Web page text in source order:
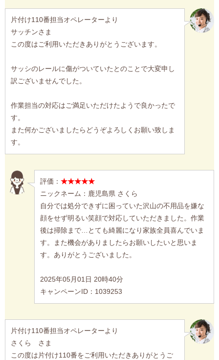
片付け110番担当オペレーターより
サッチンさま
この度はご利用いただきありがとうございます。
サッシのレールに傷がついていたとのことで大変申し
訳ございませんでした。
作業担当の対応はご満足いただけたようで良かったで
す。
また何かございましたらどうぞよろしくお願い致しま
す。
評価： ★★★★★
ニックネーム：鹿児島県 さくら
自分では処分できずに困っていた沢山の不用品を嫌な
顔をせず明るい笑顔で対応していただきました。作業
後は掃除まで…とても綺麗になり家族全員喜んでいま
す。また機会がありましたらお願いしたいと思いま
す。ありがとうございました。
2025年05月01日 20時40分
キャンペーンID：1039253
片付け110番担当オペレーターより
さくら さま
この度は片付け110番をご利用いただきありがとうご